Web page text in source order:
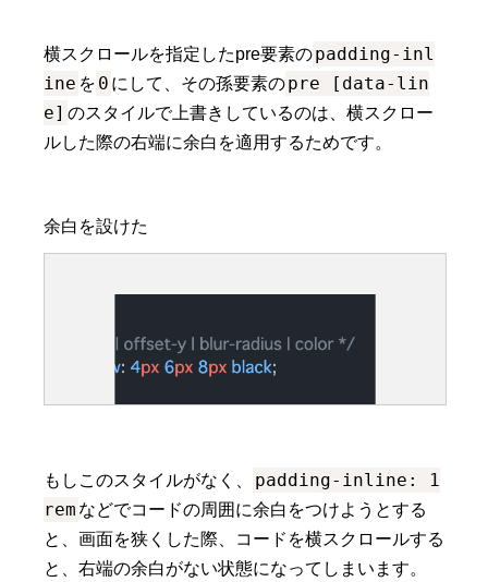
横スクロールを指定したpre要素のpadding-inl
ine を 0 にして、その孫要素のpre [data-lin
e] のスタイルで上書きしているのは、横スクロー
ルした際の右端に余白を適用するためです。
もしこのスタイルがなく、
padding-inline: 1
rem などでコードの周囲に余白をつけようとする
と、画面を狭くした際、コードを横スクロールする
と、右端の余白がない状態になってしまいます。